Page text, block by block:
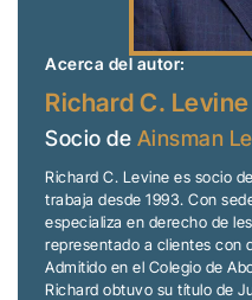
Acerca del autor:
Richard C. Levine
Socio de Ainsman
Richard C. Levine es socio
trabaja desde 1993. Con
especializa en derecho de
representado a clientes con
Admitido en el Colegio de
Richard obtuvo su título de